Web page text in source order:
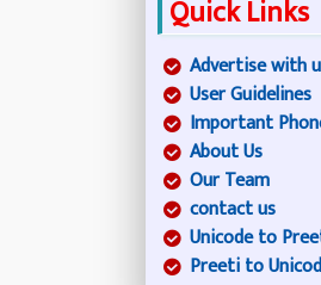
Quick Links
Advertise with
User Guidelines
Important
About Us
Our Team
contact us
Unicode to
Preeti to